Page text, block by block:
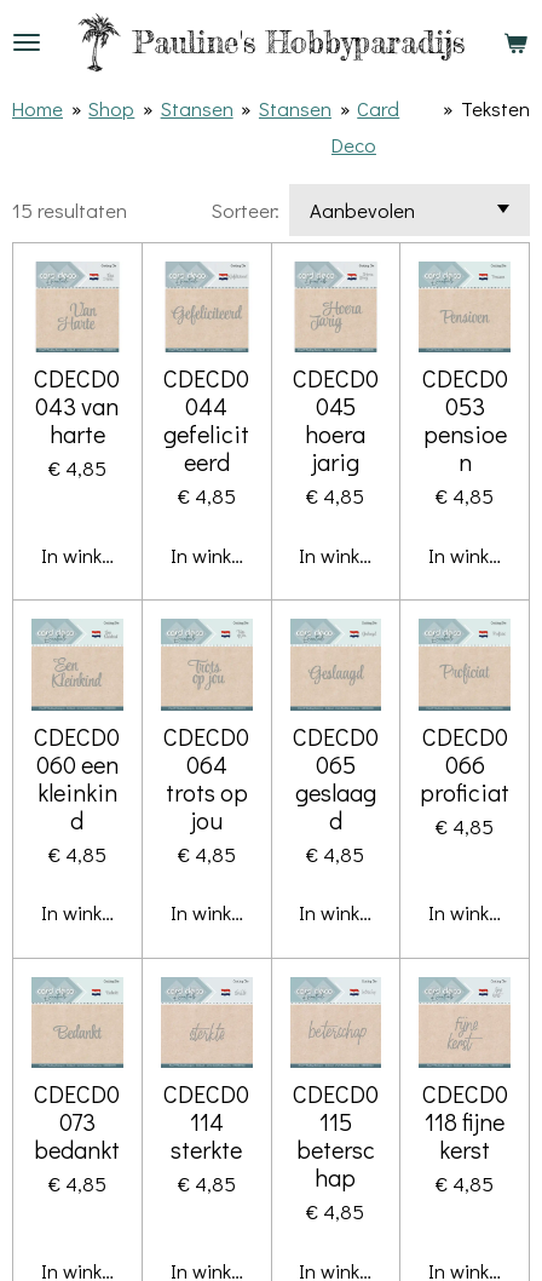
Ga
naar
Pauline'sHobbyparadijs
Home » Shop » Stansen » Stansen » Card
Deco
» Teksten
15 resultaten Sorteer:
CDECD0
043 van
harte
€ 4,85
In winkelwagen
CDECD0
044
gefelicit
eerd
€ 4,85
In winkelwagen
CDECD0
045
hoera
jarig
€ 4,85
In winkelwagen
CDECD0
053
pensioe
n
€ 4,85
In
CDECD0
060 een
kleinkin
d
€ 4,85
In winkelwagen
CDECD0
064
trots op
jou
€ 4,85
In winkelwagen
CDECD0
065
geslaag
d
€ 4,85
In winkelwagen
CDECD0
066
proficiat
€ 4,85
In
CDECD0
073
bedankt
€ 4,85
In winkelwagen
CDECD0
114
sterkte
€ 4,85
In winkelwagen
CDECD0
115
betersc
hap
€ 4,85
In winkelwagen
CDECD0
118 fijne
kerst
€ 4,85
In